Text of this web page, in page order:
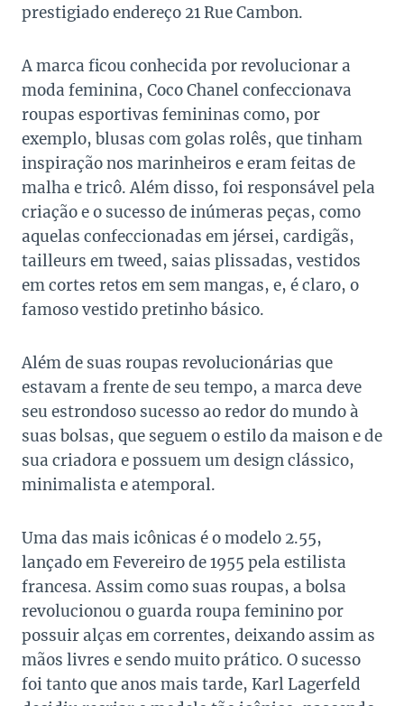
prestigiado endereço 21 Rue Cambon.
A marca ficou conhecida por revolucionar a
moda feminina, Coco Chanel confeccionava
roupas esportivas femininas como, por
exemplo, blusas com golas rolês, que tinham
inspiração nos marinheiros e eram feitas de
malha e tricô. Além disso, foi responsável pela
criação e o sucesso de inúmeras peças, como
aquelas confeccionadas em jérsei, cardigãs,
tailleurs em tweed, saias plissadas, vestidos
em cortes retos em sem mangas, e, é claro, o
famoso vestido pretinho básico.
Além de suas roupas revolucionárias que
estavam a frente de seu tempo, a marca deve
seu estrondoso sucesso ao redor do mundo à
suas bolsas, que seguem o estilo da maison e de
sua criadora e possuem um design clássico,
minimalista e atemporal.
Uma das mais icônicas é o modelo 2.55,
lançado em Fevereiro de 1955 pela estilista
francesa. Assim como suas roupas, a bolsa
revolucionou o guarda roupa feminino por
possuir alças em correntes, deixando assim as
mãos livres e sendo muito prático. O sucesso
foi tanto que anos mais tarde, Karl Lagerfeld